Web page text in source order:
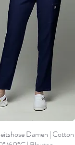
Damen | Cotton